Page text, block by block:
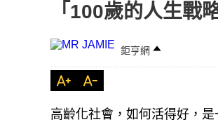
「100歲的人生戰略
鉅亨網
高齡化社會，如何活得好，